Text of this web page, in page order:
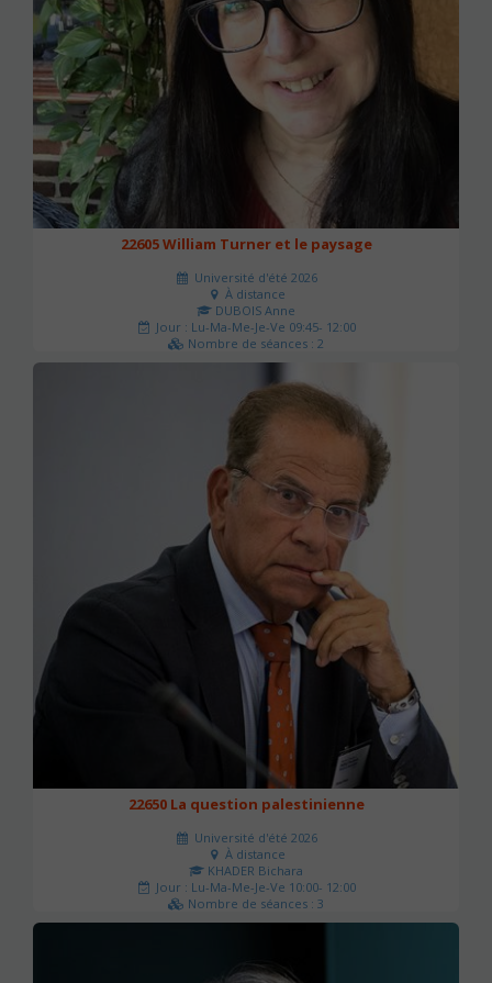
22605 William Turner et le paysage
Université d'été 2026
À distance
DUBOIS Anne
Jour : Lu-Ma-Me-Je-Ve 09:45- 12:00
Nombre de séances : 2
42 €
22650 La question palestinienne
Université d'été 2026
À distance
KHADER Bichara
Jour : Lu-Ma-Me-Je-Ve 10:00- 12:00
Nombre de séances : 3
63 €